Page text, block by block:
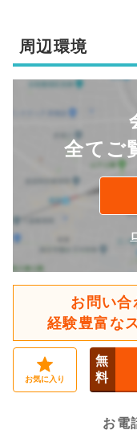
周辺環境
全てご
お問い合
経験豊富な
お気に入り
無
料
お電